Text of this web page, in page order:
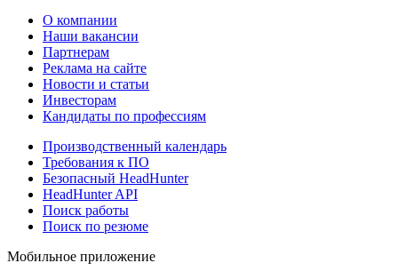
О компании
Наши вакансии
Партнерам
Реклама на сайте
Новости и статьи
Инвесторам
Кандидаты по профессиям
Производственный календарь
Требования к ПО
Безопасный HeadHunter
HeadHunter API
Поиск работы
Поиск по резюме
Мобильное приложение